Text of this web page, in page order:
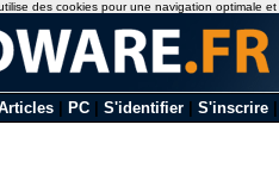
PC S'identifier S'inscrire
des cookies pour une navigation optimale